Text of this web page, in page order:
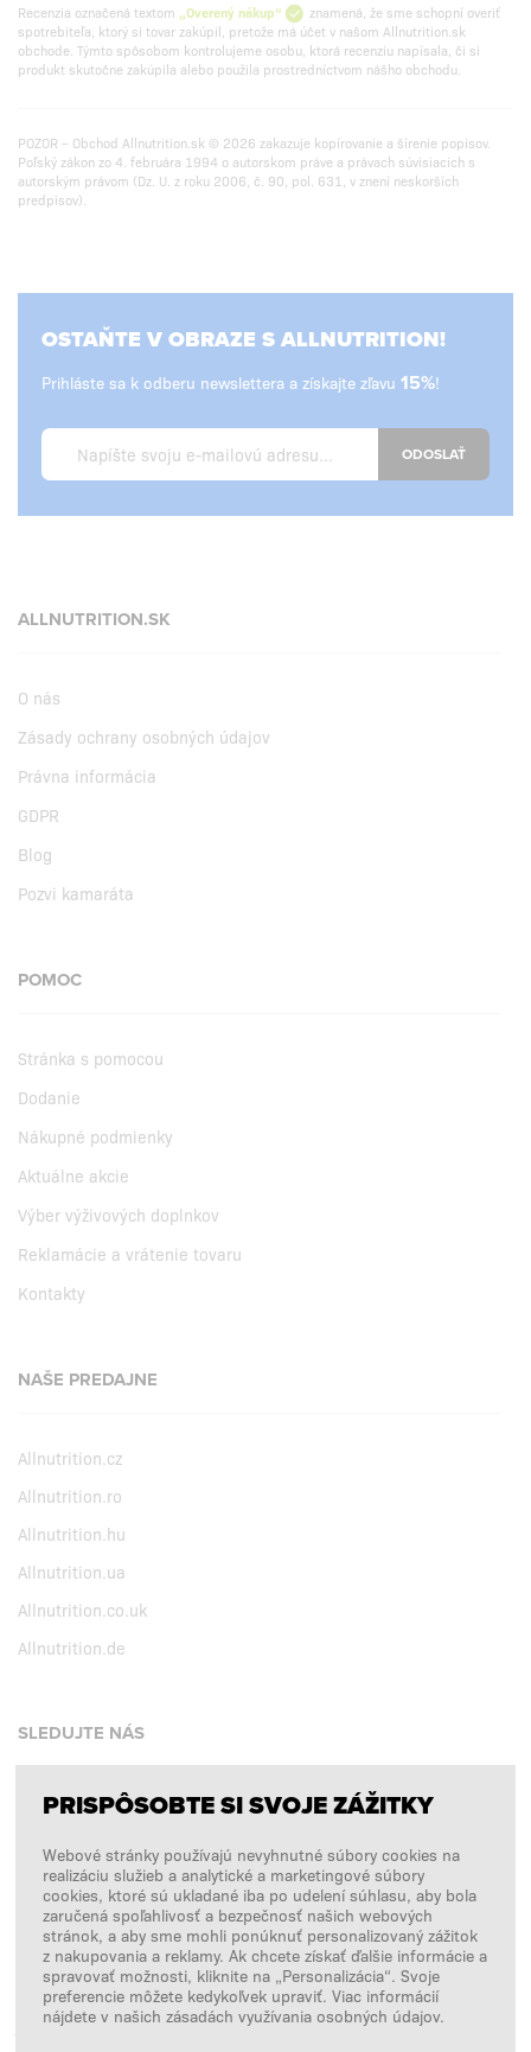
Recenzia označená textom „Overený nákup“
znamená, že sme schopní overiť
spotrebiteľa, ktorý si tovar zakúpil, pretože má účet v našom Allnutrition.sk
obchode. Týmto spôsobom kontrolujeme osobu, ktorá recenziu napísala, či si
produkt skutočne zakúpila alebo použila prostredníctvom nášho obchodu.
POZOR – Obchod Allnutrition.sk © 2026 zakazuje kopírovanie a šírenie popisov.
Poľský zákon zo 4. februára 1994 o autorskom práve a právach súvisiacich s
autorským právom (Dz. U. z roku 2006, č. 90, pol. 631, v znení neskorších
predpisov).
OSTAŇTE V OBRAZE S ALLNUTRITION!
Prihláste sa k odberu newslettera a získajte zľavu 15%!
ODOSLAŤ
ALLNUTRITION.SK
O nás
Zásady ochrany osobných údajov
Právna informácia
GDPR
Blog
Pozvi kamaráta
POMOC
Stránka s pomocou
Dodanie
Nákupné podmienky
Aktuálne akcie
Výber výživových doplnkov
Reklamácie a vrátenie tovaru
Kontakty
NAŠE PREDAJNE
Allnutrition.cz
Allnutrition.ro
Allnutrition.hu
Allnutrition.ua
Allnutrition.co.uk
Allnutrition.de
SLEDUJTE NÁS
Facebook
Instagram
Copyright © 2026 SFD S. A.
PLATBY SPRACÚVA
PRISPÔSOBTE SI SVOJE ZÁŽITKY
Webové stránky používajú nevyhnutné súbory cookies na
realizáciu služieb a analytické a marketingové súbory
cookies, ktoré sú ukladané iba po udelení súhlasu, aby bola
zaručená spoľahlivosť a bezpečnosť našich webových
stránok, a aby sme mohli ponúknuť personalizovaný zážitok
z nakupovania a reklamy. Ak chcete získať ďalšie informácie a
spravovať možnosti, kliknite na „Personalizácia“. Svoje
preferencie môžete kedykoľvek upraviť. Viac informácií
nájdete v našich zásadách využívania osobných údajov.